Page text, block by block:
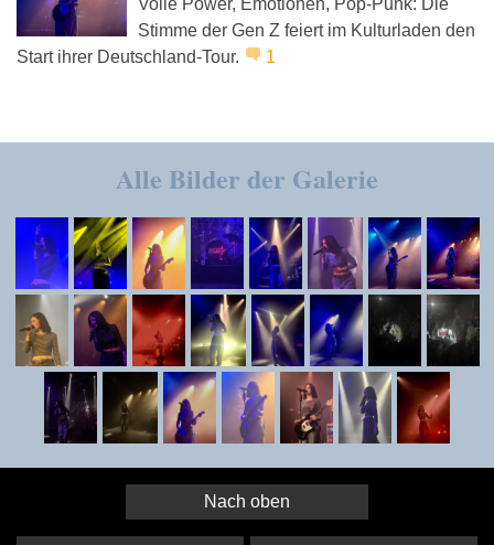
Volle Power, Emotionen, Pop-Punk: Die
Stimme der Gen Z feiert im Kulturladen den
Start ihrer Deutschland-Tour.
1
Alle Bilder der Galerie
Nach oben